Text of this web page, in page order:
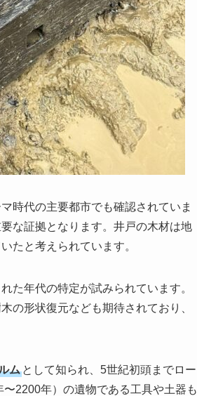
時代の主要都市でも確認されていま
な証拠となります。井戸の木材は地
たと考えられています。
た年代の特定が試みられています。
の形状復元なども期待されており、
ム として知られ、5世紀初頭までロー
2200年）の遺物である工具や土器も